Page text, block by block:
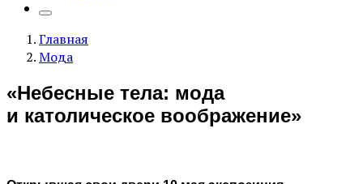
Главная
Мода
«Небесные тела: мода
и католическое воображение»